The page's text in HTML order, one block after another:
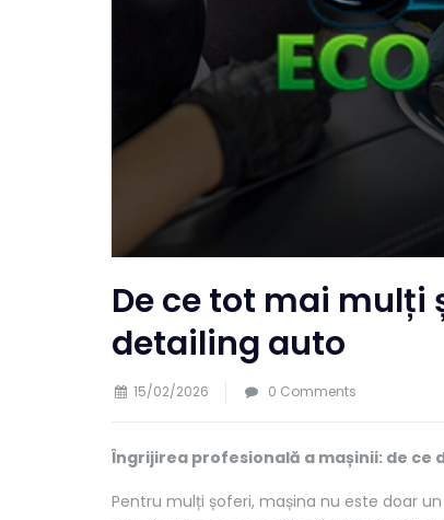
De ce tot mai mulți
detailing auto
15/02/2026 0 Comments
Îngrijirea profesională a mașinii: de
Pentru mulți șoferi, mașina nu este doar